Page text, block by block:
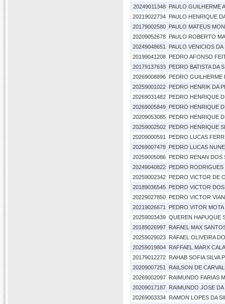
20249011348
PAULO GUILHERME
20219022734 PAULO HENRIQUE
20179002580 PAULO MATEUS
20209052678 PAULO ROBERTO
20249048651
PAULO VENICIOS DA
20199041208 PEDRO AFONSO
20179137633 PEDRO BATISTA DA
20269008896 PEDRO GUILHERME
20259001022 PEDRO HENRIK DA
20269031482 PEDRO HENRIQUE
20269005849 PEDRO HENRIQUE
20209053085 PEDRO HENRIQUE
20259002502 PEDRO HENRIQUE
20209000591
PEDRO LUCAS
20269007478 PEDRO LUCAS
20259005086 PEDRO RENAN DOS
20249040822 PEDRO
20259002342 PEDRO VICTOR DE
20189036545 PEDRO VICTOR
20229027850 PEDRO VICTOR
20219026671
PEDRO VITOR
20259003439 QUEREN HAPUQUE
20189026997 RAFAEL MAX
20259029023 RAFAEL OLIVEIRA
20259019804 RAFFAEL MARX
20179012272 RAHAB SOFIA SILVA
20209007251
RAILSON DE
20269002097 RAIMUNDO FARIAS
20209017187 RAIMUNDO JOSE DA
20269003334 RAMON LOPES DA